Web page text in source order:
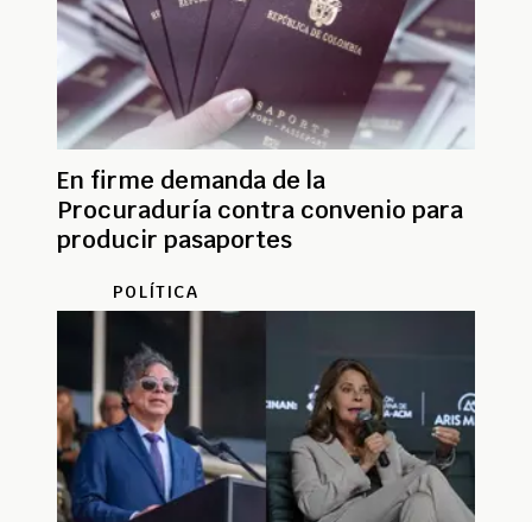
En firme demanda de la
Procuraduría contra convenio para
producir pasaportes
POLÍTICA